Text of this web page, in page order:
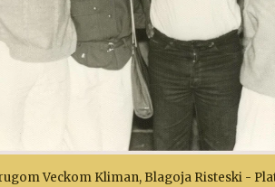
Veckom Kliman, Blagoja Risteski -